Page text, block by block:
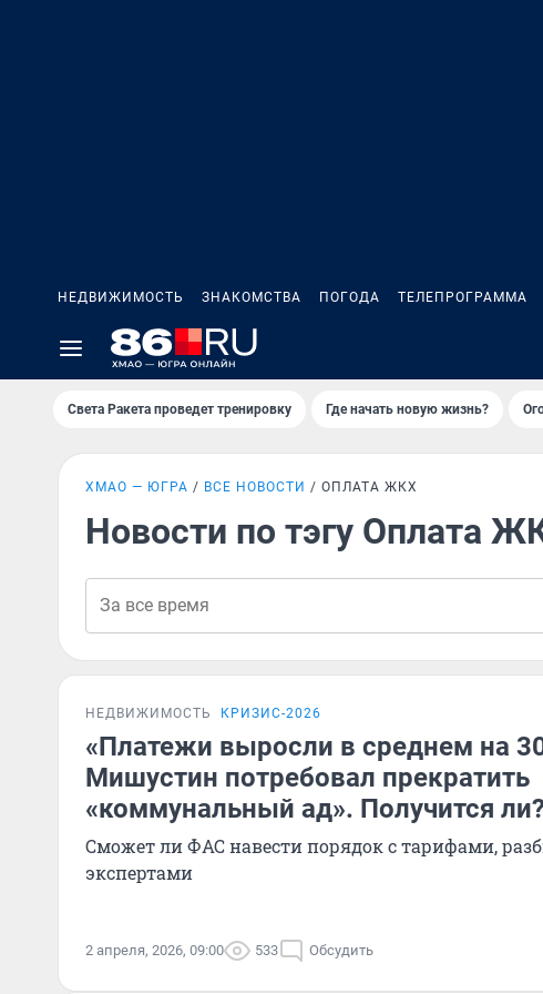
НЕДВИЖИМОСТЬ ЗНАКОМСТВА ПОГОДА ТЕЛЕПРОГРАММА
Света Ракета проведет тренировку Где начать новую жизнь?
ХМАО — ЮГРА ВСЕ НОВОСТИ ОПЛАТА ЖКХ
Новости по тэгу Оплата
НЕДВИЖИМОСТЬ КРИЗИС-2026
«Платежи выросли в среднем на
Мишустин потребовал прекратить
«коммунальный ад». Получится ли?
Сможет ли ФАС навести порядок с тарифами,
экспертами
2 апреля, 2026, 09:00 533 Обсудить